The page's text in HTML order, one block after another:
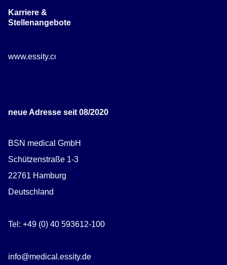
Karriere &
Stellenangebote
www.essity.com/careers
neue Adresse seit 08/2020
BSN medical GmbH
Schützenstraße 1-3
22761 Hamburg
Deutschland
Tel: +49 (0) 40 593612-100
info@medical.essity.de